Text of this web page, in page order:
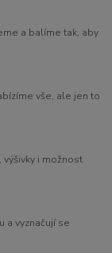
a balíme tak, aby
vše, ale jen to
výšivky i možnost
a vyznačují se